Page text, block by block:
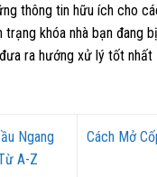
thông tin hữu ích cho
trạng khóa nhà bạn đang
ra hướng xử lý tốt nhất
Ngang
A-Z
Cách Mở